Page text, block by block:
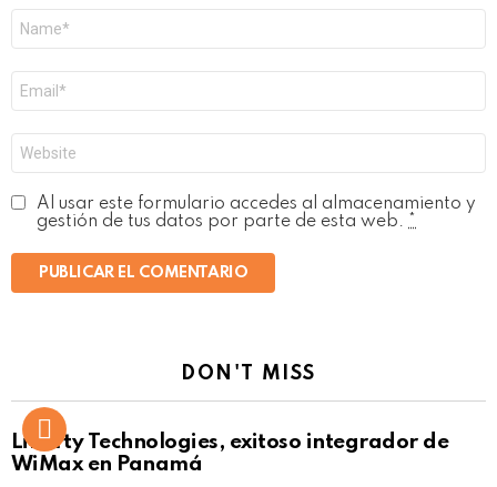
electrónico
*
Al usar este formulario accedes al almacenamiento y
gestión de tus datos por parte de esta web.
DON'T MISS
Liberty Technologies, exitoso integrador de
WiMax en Panamá